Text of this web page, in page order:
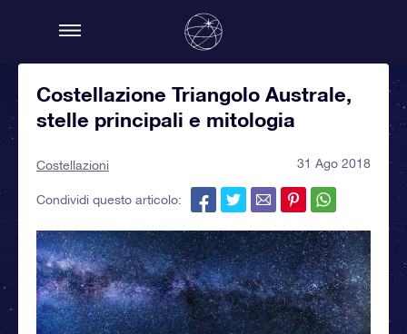
Costellazione Triangolo Australe,
stelle principali e mitologia
Costellazioni 31 Ago 2018
Condividi questo articolo: